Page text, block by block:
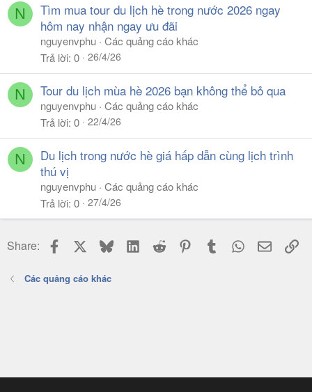
N
Tìm mua tour du lịch hè trong nước 2026 ngay
hôm nay nhận ngay ưu đãi
nguyenvphu Các quảng cáo khác
Trả lời 0 26/4/26
N Tour du lịch mùa hè 2026 bạn không thể bỏ qua
nguyenvphu Các quảng cáo khác
Trả lời 0 22/4/26
N
Du lịch trong nước hè giá hấp dẫn cùng lịch trình
thú vị
nguyenvphu Các quảng cáo khác
Trả lời 0 27/4/26
Share: Facebook BlueskyLinkedIn
Reddit PinterestTumblr WhatsApp
Email
Các quảng cáo khác